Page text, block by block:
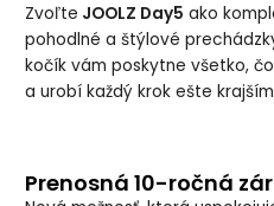
Zvoľte JOOLZ Day5 ako
pohodlné a štýlové
kočík vám poskytne všetko,
a urobí každý krok ešte
Prenosná 10-ročná